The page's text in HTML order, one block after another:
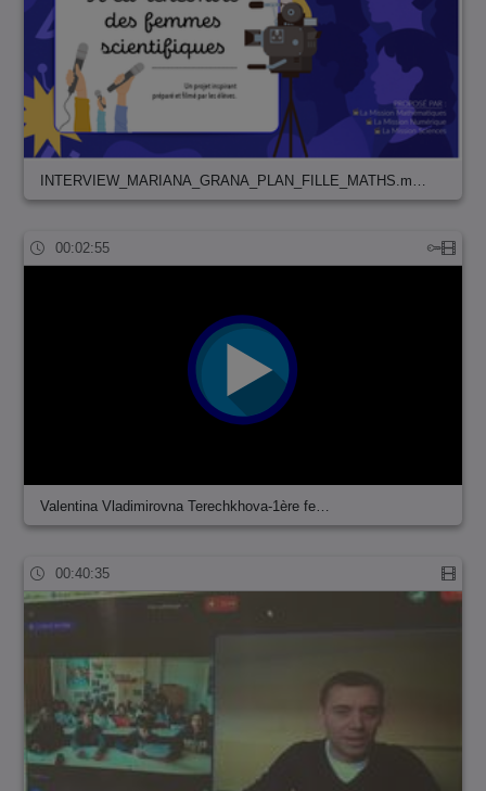
INTERVIEW_MARIANA_GRANA_PLAN_FILLE_MATHS.m…
00:02:55
Valentina Vladimirovna Terechkhova-1ère fe…
00:40:35